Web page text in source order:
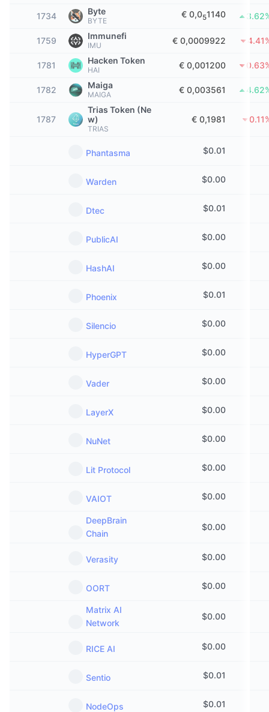
Trending
Nieuw
Crypto
Politiek
Sport
Technologie
Crypto-ETF's
Bitcoin ETF's
Ethereum (Ethereum) ETF's
Technische analyse
CMC MCP
Nieuws
Onderzoek
ICO kalender
1734 Byte
BYTE
€ 0,051140
1759 Immunefi
IMU € 0,0009922
1781 Hacken Token
HAI € 0,001200
1782 Maiga
MAIGA € 0,003561
1787
Trias Token (Ne
w)
TRIAS
€ 0,1981
Phantasma $0.01
Warden $0.00
Dtec $0.01
PublicAI $0.00
HashAI $0.00
Phoenix $0.01
Silencio $0.00
HyperGPT $0.00
Vader $0.00
LayerX $0.00
NuNet $0.00
Lit Protocol $0.00
VAIOT $0.00
DeepBrain
Chain
$0.00
Verasity $0.00
OORT $0.00
Matrix AI
Network
$0.00
RICE AI $0.00
Sentio $0.01
NodeOps $0.01